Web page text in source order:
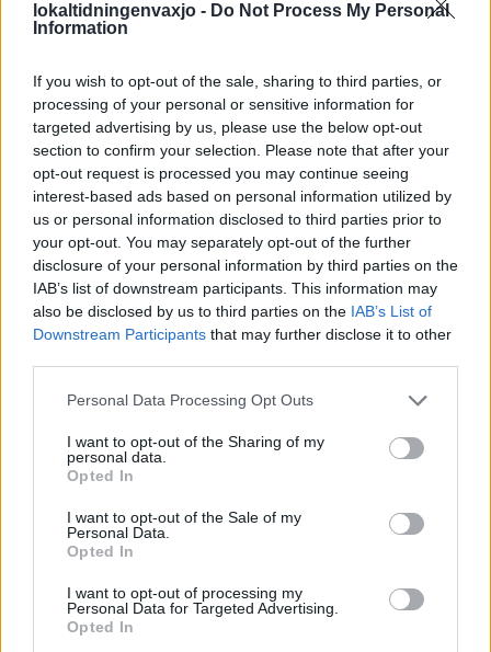
lokaltidningenvaxjo - Do Not Process My Personal
Information
If you wish to opt-out of the sale, sharing to third parties, or
processing of your personal or sensitive information for
targeted advertising by us, please use the below opt-out
section to confirm your selection. Please note that after your
opt-out request is processed you may continue seeing
interest-based ads based on personal information utilized by
us or personal information disclosed to third parties prior to
your opt-out. You may separately opt-out of the further
disclosure of your personal information by third parties on the
IAB’s list of downstream participants. This information may
also be disclosed by us to third parties on the IAB’s List of
Downstream Participants that may further disclose it to other
Personal Data Processing Opt Outs
I want to opt-out of the Sharing of my
personal data.
Opted In
I want to opt-out of the Sale of my
Personal Data.
Opted In
I want to opt-out of processing my
Personal Data for Targeted Advertising.
Opted In
Hur livebetting har
förändrat sättet fans
följer sport